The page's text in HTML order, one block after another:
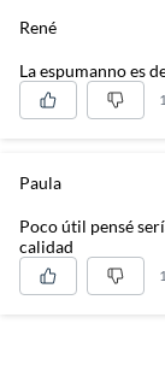
René
La espumanno es
Paula
Poco útil pensé
calidad